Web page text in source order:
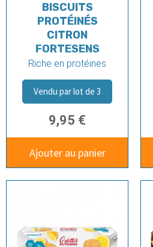
BISCUITS
PROTÉINÉS
CITRON
FORTESENS
Riche en protéines
Vendu par lot de 3
9,95 €
Ajouter au panier